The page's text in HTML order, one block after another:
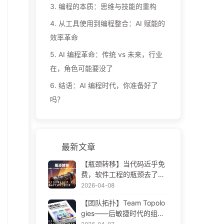
3. 编程的本质：思维与技能的重构
4. 从工具使用到编程整合：AI 赋能的
效率革命
5. AI 编程革命：传统 vs 未来，行业
在，角色可能要没了
6. 结语：AI 编程时代，你准备好了
吗？
最新文章
【瓶颈转移】当代码近乎免
费，软件工程的瓶颈去了哪
里 AI 时代软件工程变革——
2026-04-08
【团队拓扑】Team Topolo
gies——后敏捷时代的组织